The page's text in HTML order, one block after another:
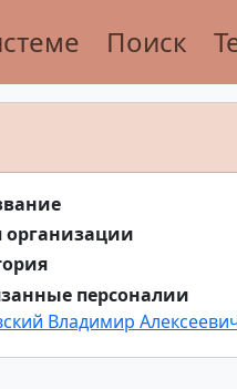
Поиск
организации
персоналии
Владимир